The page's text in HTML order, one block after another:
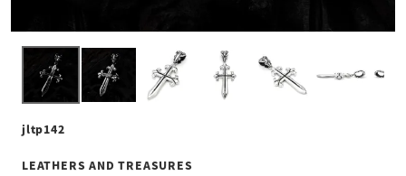
jltp142
LEATHERS AND TREASURES